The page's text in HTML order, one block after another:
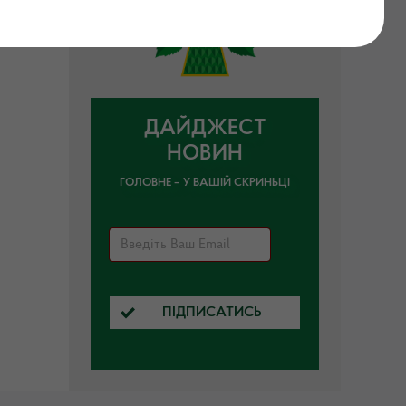
ДАЙДЖЕСТ
НОВИН
ГОЛОВНЕ – У ВАШІЙ СКРИНЬЦІ
ПІДПИСАТИСЬ